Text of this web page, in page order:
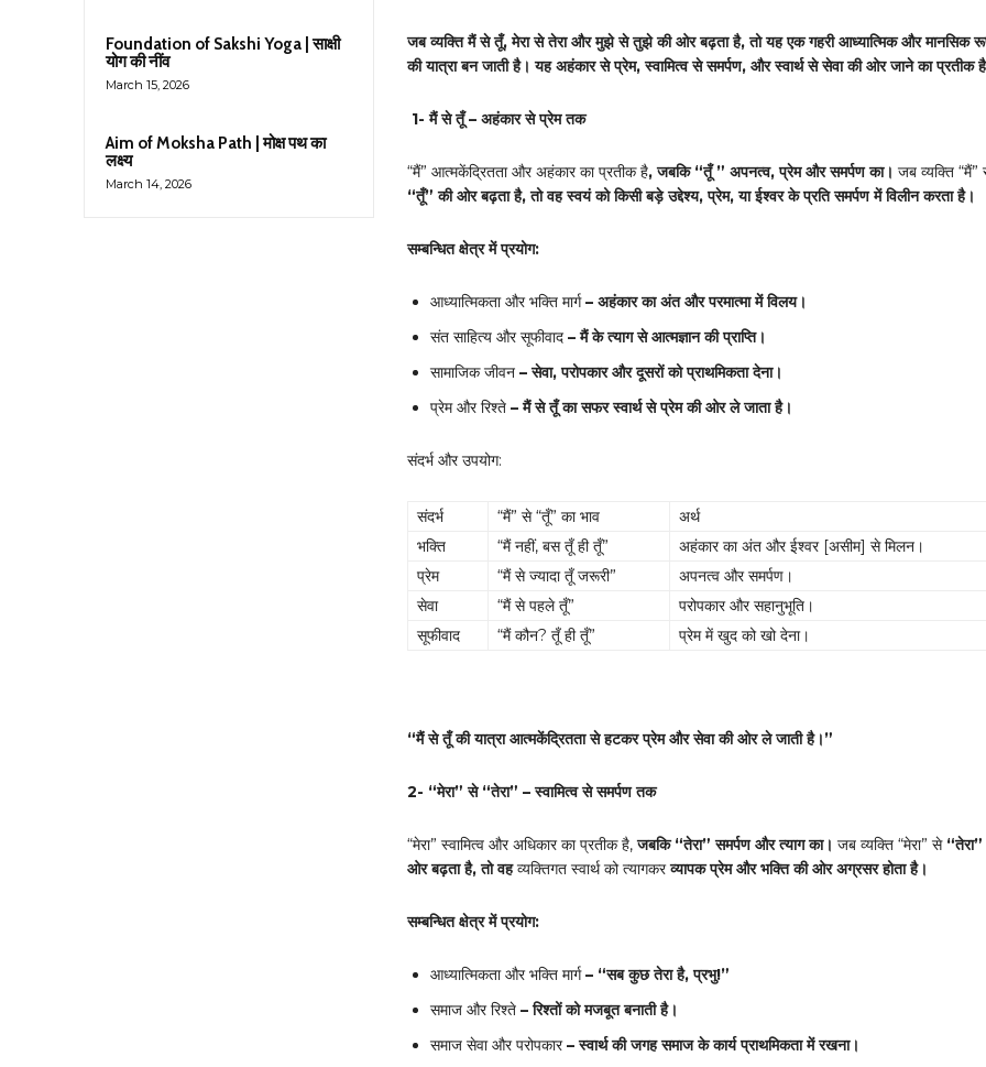
Foundation of Sakshi Yoga | साक्षी
योग की नींव
March 15, 2026
Aim of Moksha Path | मोक्ष पथ का
लक्ष्य
March 14, 2026
जब व्यक्ति मैं से तूँ,मेरा से तेरा और मुझे से तुझे की ओर बढ़ता है,तो यह एक गहरी आध्यात्मिक और मानसिक
की यात्रा बन जाती है। यह अहंकार से प्रेम,स्वामित्व से समर्पण, और स्वार्थ से सेवा की ओर जाने का प्रतीक
1-मैं से तूँ – अहंकार से प्रेम तक
“मैं” आत्मकेंद्रितता और अहंकार का प्रतीक है,जबकि “तूँ ” अपनत्व,प्रेम और समर्पण का। जब व्यक्ति “मैं”
“तूँ” की ओर बढ़ता है,तो वह स्वयं को किसी बड़े उद्देश्य,प्रेम,या ईश्वर के प्रति समर्पण में विलीन करता है।
सम्बन्धित क्षेत्र में प्रयोग:
आध्यात्मिकता और भक्ति मार्ग– अहंकार का अंत और परमात्मा में विलय।
संत साहित्य और सूफीवाद –मैं के त्याग से आत्मज्ञान की प्राप्ति।
सामाजिक जीवन–सेवा,परोपकार और दूसरों को प्राथमिकता देना।
प्रेम और रिश्ते–मैं से तूँ का सफर स्वार्थ से प्रेम की ओर ले जाता है।
संदर्भ और उपयोग:
संदर्भ “मैं” से “तूँ” का भाव
अर्थ
भक्ति
“मैं नहीं, बस तूँ ही तूँ”
अहंकार का अंत और ईश्वर [असीम] से मिलन।
प्रेम
“मैं से ज्यादा तूँ जरूरी”
अपनत्व और समर्पण।
सेवा
“मैं से पहले तूँ”
परोपकार और सहानुभूति।
सूफीवाद
“मैं कौन? तूँ ही तूँ” प्रेम में खुद को खो देना।
“मैं से तूँ की यात्रा आत्मकेंद्रितता से हटकर प्रेम और सेवा की ओर ले जाती है।”
2- “मेरा” से “तेरा” – स्वामित्व से समर्पण तक
“मेरा” स्वामित्व और अधिकार का प्रतीक है,जबकि “तेरा” समर्पण और त्याग का। जब व्यक्ति “मेरा” से“तेरा”
ओर बढ़ता है,तो वहव्यक्तिगत स्वार्थ को त्यागकरव्यापक प्रेम और भक्ति की ओर अग्रसर होता है।
सम्बन्धित क्षेत्र में प्रयोग:
आध्यात्मिकता और भक्ति मार्ग– “सब कुछ तेरा है,प्रभु!”
समाज और रिश्ते–रिश्तों को मजबूत बनाती है।
समाज सेवा और परोपकार–स्वार्थ की जगह समाज के कार्य प्राथमिकता में रखना।